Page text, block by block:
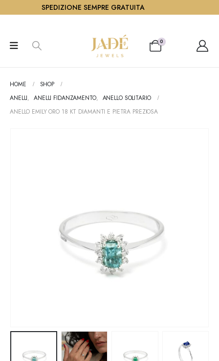
SPEDIZIONE SEMPRE GRATUITA
0
HOME
SHOP
ANELLI, ANELLI FIDANZAMENTO, ANELLO SOLITARIO
ANELLO EMILY ORO 18 KT DIAMANTI E PIETRA PREZIOSA